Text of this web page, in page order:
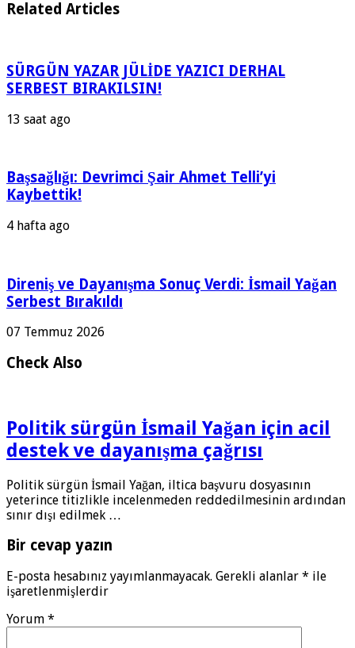
Related Articles
SÜRGÜN YAZAR JÜLİDE YAZICI DERHAL
SERBEST BIRAKILSIN!
13 saat ago
Başsağlığı: Devrimci Şair Ahmet Telli’yi
Kaybettik!
4 hafta ago
Direniş ve Dayanışma Sonuç Verdi: İsmail Yağan
Serbest Bırakıldı
07 Temmuz 2026
Check Also
Politik sürgün İsmail Yağan için acil
destek ve dayanışma çağrısı
Politik sürgün İsmail Yağan, iltica başvuru dosyasının
yeterince titizlikle incelenmeden reddedilmesinin ardından
sınır dışı edilmek …
Bir cevap yazın
E-posta hesabınız yayımlanmayacak. Gerekli alanlar * ile
işaretlenmişlerdir
Yorum *